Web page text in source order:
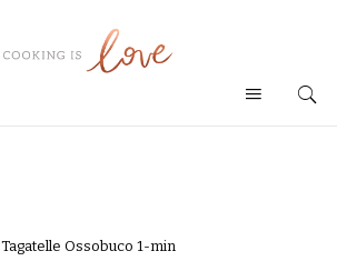
Tagatelle Ossobuco 1-min